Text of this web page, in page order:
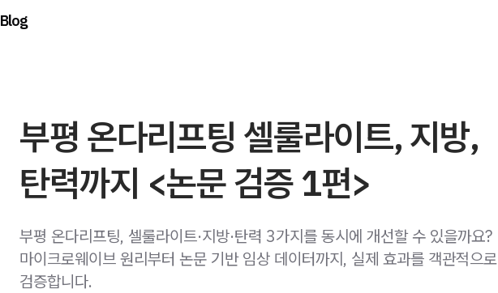
Blog
부평 온다리프팅 셀룰라이트, 지방,
탄력까지 <논문 검증 1편>
부평 온다리프팅, 셀룰라이트·지방·탄력 3가지를 동시에 개선할 수 있을까요?
마이크로웨이브 원리부터 논문 기반 임상 데이터까지, 실제 효과를 객관적으로
검증합니다.